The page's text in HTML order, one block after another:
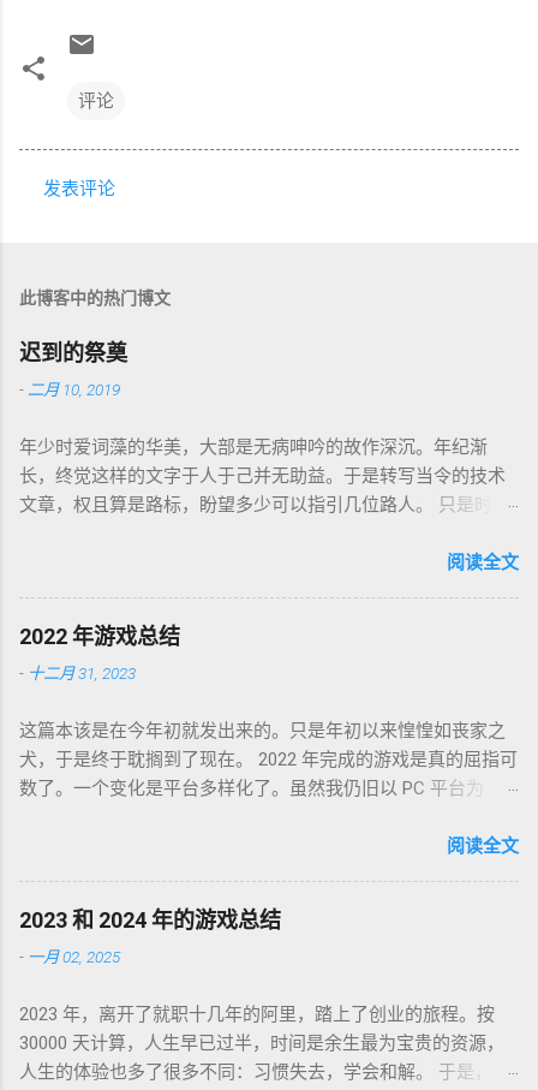
评论
发表评论
此博客中的热门博文
迟到的祭奠
- 二月 10, 2019
年少时爱词藻的华美，大部是无病呻吟的故作深沉。年纪渐
长，终觉这样的文字于人于己并无助益。于是转写当令的技术
文章，权且算是路标，盼望多少可以指引几位路人。 只是时代
图标为何物，转眼千禧一代业已成人，不知墙为何物。互联网
盛开，RSS 之父自戕，开源日益沦为资本巨鳄博弈的棋子。 这
个光怪陆离的世界，不是游戏中的虚幻场景，却是千千万万个
如我一样的人鞠躬尽瘁亲手打造的魔幻现实。这可是我曾希冀
世界如此复杂，我连这巨轮的去向也无从分辨。 辗转无眠的夜
晚，陪在枕边的便是金庸老先生的几部书。每每读到若有所
悟，才能在黎明前草草小憩。老先生从武侠到无侠，层层递进
喜，又把这个江湖的规则层层解构，推演其间各式人格向现实
投影的境遇和选择。 老先生开卷入世，却又早早封笔，不做答
案，只在笔墨尽处引人向善。困顿时能读到这样的文字，我心
存感激。 枕边已无金庸，经典心中长存。
阅读全文
2022 年游戏总结
- 十二月 31, 2023
这篇本该是在今年初就发出来的。只是年初以来惶惶如丧家之
犬，于是终于耽搁到了现在。 2022 年完成的游戏是真的屈指可
数了。一个变化是平台多样化了。虽然我仍旧以 PC 平台为
Partisans 1941，中文名「苏军游击队 1941」，2022-01-03 通
喜欢这个背景而已，系统并不很出彩，故事中规中矩，人物刻
画一般。估计不是特别喜欢这类题材的同学都不会看到这款游
戏。 Lost Ruins，2022-01-09 通关，GoG 记录 7 小时。萌系像
种，故事属于玩后即忘的类型，到现在只记得有件装备叫死库
水。 Kena: Bridge of Spirits，中文名「凯娜：灵魂之桥」，
2022-02-01 通关，Epic 平台没有耗时记录，不过印象里流程不
阅读全文
2023 和 2024 年的游戏总结
- 一月 02, 2025
2023 年，离开了就职十几年的阿里，踏上了创业的旅程。按
30000 天计算，人生早已过半，时间是余生最为宝贵的资源，
人生的体验也多了很多不同：习惯失去，学会和解。 于是，是